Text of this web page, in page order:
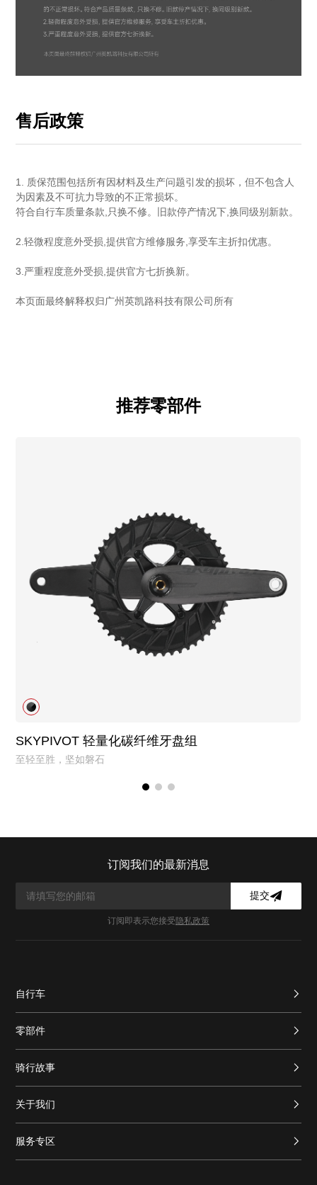
售后政策
1. 质保范围包括所有因材料及生产问题引发的损坏，但不包含人
为因素及不可抗力导致的不正常损坏。
符合自行车质量条款,只换不修。旧款停产情况下,换同级别新款。
2.轻微程度意外受损,提供官方维修服务,享受车主折扣优惠。
3.严重程度意外受损,提供官方七折换新。
本页面最终解释权归广州英凯路科技有限公司所有
推荐零部件
SKYPIVOT 轻量化碳纤维牙盘组
至轻至胜，坚如磐石
订阅我们的最新消息
提交
订阅即表示您接受 隐私政策
自行车
零部件
骑行故事
关于我们
服务专区